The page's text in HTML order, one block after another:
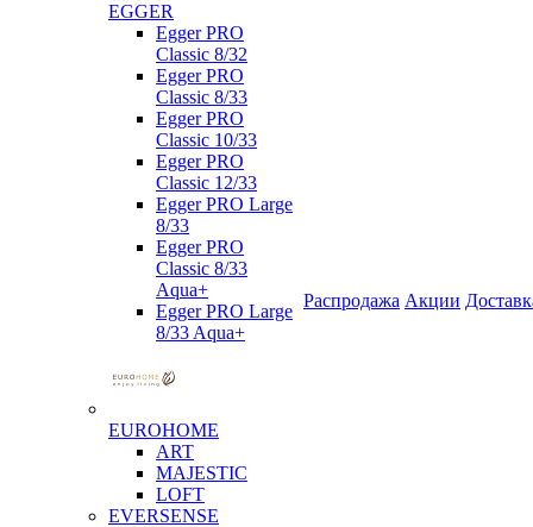
EGGER
Egger PRO
Classic 8/32
Egger PRO
Classic 8/33
Egger PRO
Classic 10/33
Egger PRO
Classic 12/33
Egger PRO Large
8/33
Egger PRO
Classic 8/33
Aqua+
Egger PRO Large
8/33 Aqua+
EUROHOME
ART
MAJESTIC
LOFT
EVERSENSE
Распродажа Акции